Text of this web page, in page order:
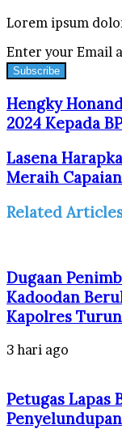
Lorem ipsum
Enter your Email
Hengky
2024 Kepada
Lasena
Meraih
Related
Dugaan
Kadoodan
Kapolres
3 hari ago
Petugas Lapas